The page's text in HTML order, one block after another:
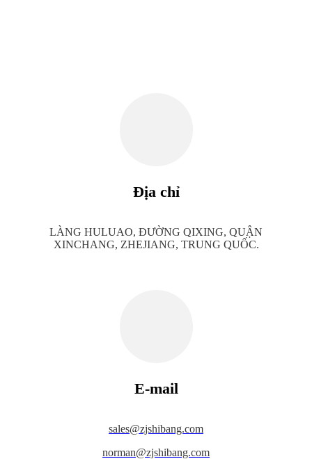
Địa chỉ
LÀNG HULUAO, ĐƯỜNG QIXING, QUẬN
XINCHANG, ZHEJIANG, TRUNG QUỐC.
E-mail
sales@zjshibang.com
norman@zjshibang.com